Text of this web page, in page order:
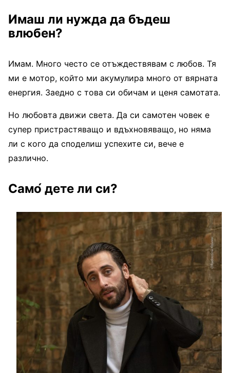
Имаш ли нужда да бъдеш
влюбен?
Имам. Много често се отъждествявам с любов. Тя
ми е мотор, който ми акумулира много от вярната
енергия. Заедно с това си обичам и ценя самотата.
Но любовта движи света. Да си самотен човек е
супер пристрастяващо и вдъхновяващо, но няма
ли с кого да споделиш успехите си, вече е
различно.
Само́ дете ли си?